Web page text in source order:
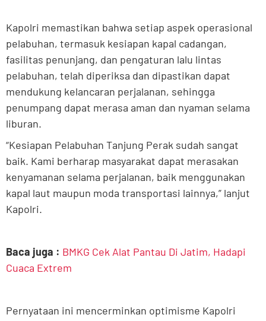
Kapolri memastikan bahwa setiap aspek operasional
pelabuhan, termasuk kesiapan kapal cadangan,
fasilitas penunjang, dan pengaturan lalu lintas
pelabuhan, telah diperiksa dan dipastikan dapat
mendukung kelancaran perjalanan, sehingga
penumpang dapat merasa aman dan nyaman selama
liburan.
“Kesiapan Pelabuhan Tanjung Perak sudah sangat
baik. Kami berharap masyarakat dapat merasakan
kenyamanan selama perjalanan, baik menggunakan
kapal laut maupun moda transportasi lainnya,” lanjut
Kapolri.
Baca juga : BMKG Cek Alat Pantau Di Jatim, Hadapi
Cuaca Extrem
Pernyataan ini mencerminkan optimisme Kapolri